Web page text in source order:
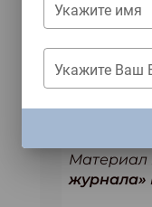
Автор:
Материал
журнала»
Укажите имя
Укажите Ваш